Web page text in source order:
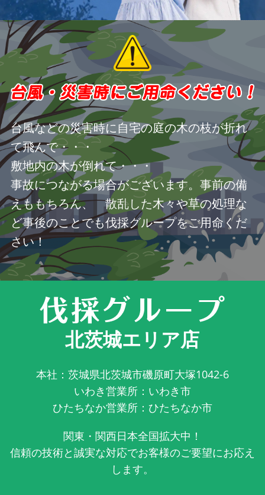
台風などの災害時に自宅の庭の木の枝が折れ
て飛んで・・・
敷地内の木が倒れて・・・
事故につながる場合がございます。事前の備
えももちろん、 散乱した木々や草の処理な
ど事後のことでも伐採グループをご用命くだ
さい！
北茨城エリア店
本社：茨城県北茨城市磯原町大塚1042-6
いわき営業所：いわき市
ひたちなか営業所：ひたちなか市
関東・関西日本全国拡大中！
信頼の技術と誠実な対応でお客様のご要望にお応え
します。